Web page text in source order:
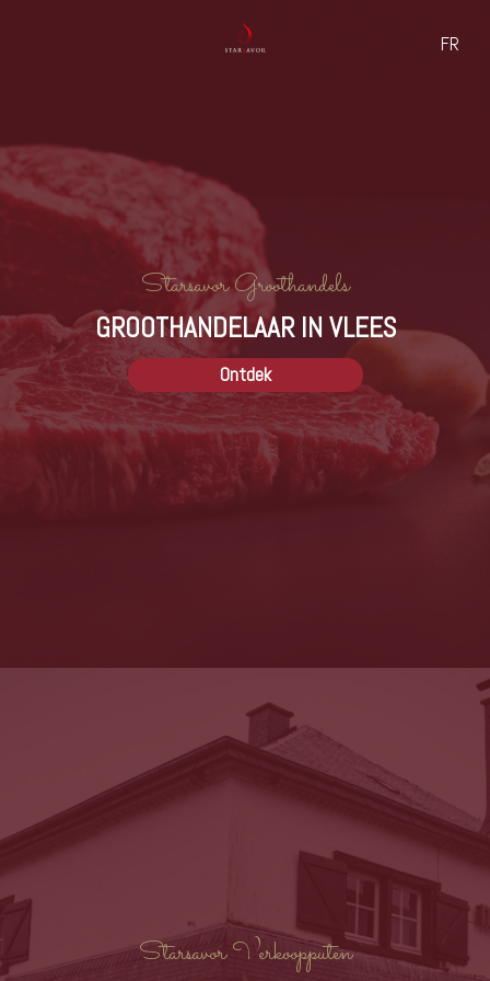
FR
Starsavor Groothandels
GROOTHANDELAAR IN VLEES
Ontdek
Starsavor Verkoopputen
wie zijn wij?
Onze ethiek
Dierenwelzijn & korte
rondleidingen
massaslachting plaatsneemt: elk dier wordt gerespecteerd. Dit
kunnen we garanderen door ter plaatse contact te hebben met de
Daarnaast beperken we ons bijna uitsluitend tot vlees uit België en
buurlanden. Intercontinentaal transport lijkt ons, naast de duidelijke
ecologische impact, niet nodig wanneer we de rijkdom in acht
nemen die in onze regio’s en in onze buurlanden te vinden is. Wat
het wild betreft, verzekeren wij dat alles afkomstig van Belgische
Wij voeren een constante kwaliteitscontrole uit en all wat niet in ons